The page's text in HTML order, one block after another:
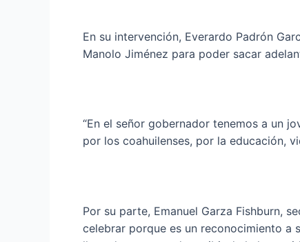
En su intervención, Everardo Padrón
Manolo Jiménez para poder sacar
“En el señor gobernador tenemos a un
por los coahuilenses, por la educación,
Por su parte, Emanuel Garza Fishburn,
celebrar porque es un reconocimiento a